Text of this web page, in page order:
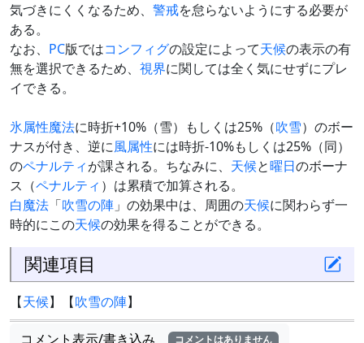
気づきにくくなるため、 警戒を怠らないようにする必要が
ある。
なお、 PC版ではコンフィグの設定によって天候の表示の有
無を選択できるため、 視界に関しては全く気にせずにプレ
イできる。
氷属性魔法に時折+10%（雪）もしくは25%（吹雪）のボー
ナスが付き、逆に風属性には時折-10%もしくは25%（同）
のペナルティが課される。ちなみに、 天候と曜日のボーナ
ス（ペナルティ ）は累積で加算される。
白魔法 「吹雪の陣 」の効果中は、周囲の天候に関わらず一
時的にこの天候の効果を得ることができる。
関連項目
【天候】【吹雪の陣】
コメント表示/書き込み コメントはありません